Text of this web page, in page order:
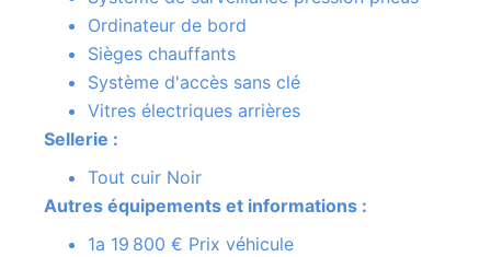
Ordinateur de bord
Sièges chauffants
Système d'accès sans clé
Vitres électriques arrières
Sellerie :
Tout cuir Noir
Autres équipements et informations :
1a 19 800 € Prix véhicule